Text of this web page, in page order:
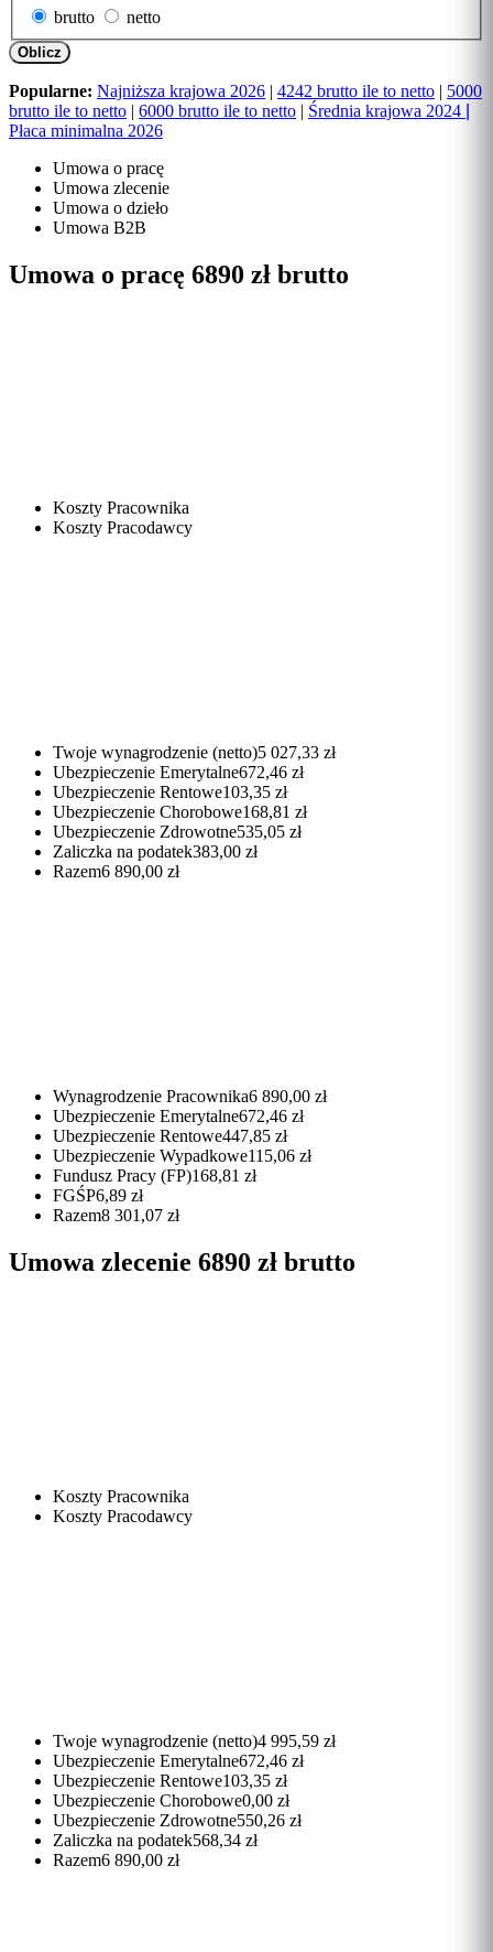
brutto netto
Oblicz
Popularne: Najniższa krajowa 2026 | 4242 brutto ile to netto | 5000
brutto ile to netto | 6000 brutto ile to netto | Średnia krajowa 2024
Płaca minimalna 2026
Umowa o pracę
Umowa zlecenie
Umowa o dzieło
Umowa B2B
Umowa o pracę 6890 zł brutto
Koszty Pracownika
Koszty Pracodawcy
Twoje wynagrodzenie (netto)5 027,33 zł
Ubezpieczenie Emerytalne672,46 zł
Ubezpieczenie Rentowe103,35 zł
Ubezpieczenie Chorobowe168,81 zł
Ubezpieczenie Zdrowotne535,05 zł
Zaliczka na podatek383,00 zł
Razem6 890,00 zł
Wynagrodzenie Pracownika6 890,00 zł
Ubezpieczenie Emerytalne672,46 zł
Ubezpieczenie Rentowe447,85 zł
Ubezpieczenie Wypadkowe115,06 zł
Fundusz Pracy (FP)168,81 zł
FGŚP6,89 zł
Razem8 301,07 zł
Umowa zlecenie 6890 zł brutto
Koszty Pracownika
Koszty Pracodawcy
Twoje wynagrodzenie (netto)4 995,59 zł
Ubezpieczenie Emerytalne672,46 zł
Ubezpieczenie Rentowe103,35 zł
Ubezpieczenie Chorobowe0,00 zł
Ubezpieczenie Zdrowotne550,26 zł
Zaliczka na podatek568,34 zł
Razem6 890,00 zł